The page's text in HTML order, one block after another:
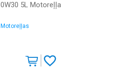
0W30 5L Motoreļļa
Motoreļļas